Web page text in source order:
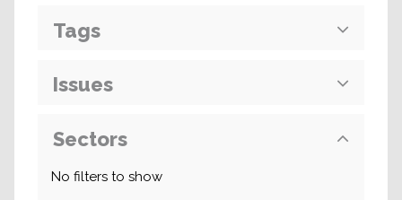
Tags
Issues
Sectors
No filters to show